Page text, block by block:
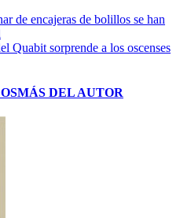
de encajeras de bolillos se han
Quabit sorprende a los oscenses
MÁS DEL AUTOR